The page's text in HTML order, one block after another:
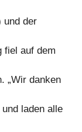
und der
fiel auf dem
„Wir danken
laden alle